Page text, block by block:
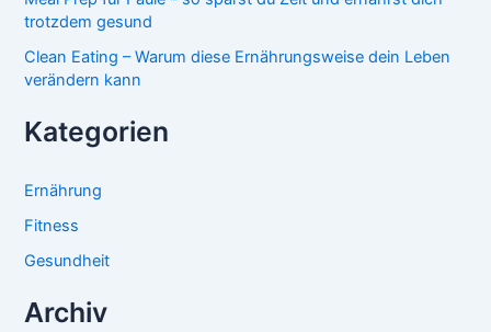
trotzdem gesund
Clean Eating – Warum diese Ernährungsweise dein Leben
verändern kann
Kategorien
Ernährung
Fitness
Gesundheit
Archiv